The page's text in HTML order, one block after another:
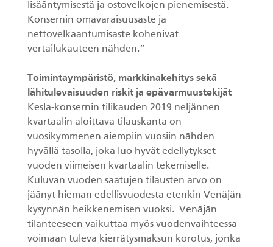
lisääntymisestä ja ostovelkojen pienemisestä.
Konsernin omavaraisuusaste ja
nettovelkaantumisaste kohenivat
vertailukauteen nähden.”
Toimintaympäristö, markkinakehitys sekä
lähitulevaisuuden riskit ja epävarmuustekijät
Kesla-konsernin tilikauden 2019 neljännen
kvartaalin aloittava tilauskanta on
vuosikymmenen aiempiin vuosiin nähden
hyvällä tasolla, joka luo hyvät edellytykset
vuoden viimeisen kvartaalin tekemiselle.
Kuluvan vuoden saatujen tilausten arvo on
jäänyt hieman edellisvuodesta etenkin Venäjän
kysynnän heikkenemisen vuoksi. Venäjän
tilanteeseen vaikuttaa myös vuodenvaihteessa
voimaan tuleva kierrätysmaksun korotus, jonka